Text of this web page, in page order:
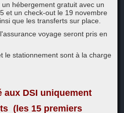
hébergement gratuit avec un
et un check-out le 19 novembre
que les transferts sur place.
voyage seront pris en
le stationnement sont à la charge
aux DSI uniquement
(les 15 premiers